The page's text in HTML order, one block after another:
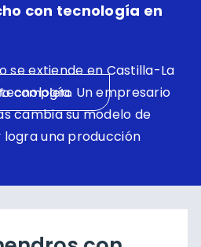
con tecnología en
se extiende en Castilla-La
Un empresario
cambia su modelo de
una producción
completo